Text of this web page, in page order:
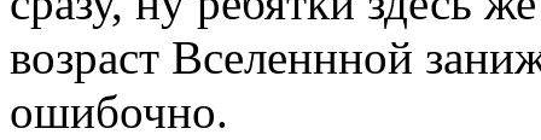
возраст Вселеннной
ошибочно.